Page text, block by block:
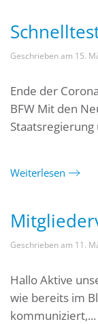
Geschrieben am 15.
Ende der
BFW Mit den
Staatsregierung
Weiterlesen
Geschrieben am 11.
Hallo Aktive
wie bereits im
kommuniziert,...